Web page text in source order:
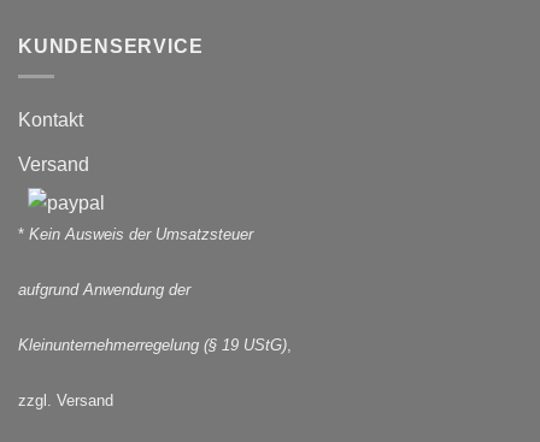
KUNDENSERVICE
Kontakt
Versand
* Kein Ausweis der Umsatzsteuer
aufgrund Anwendung der
Kleinunternehmerregelung (§ 19 UStG)
zzgl. Versand